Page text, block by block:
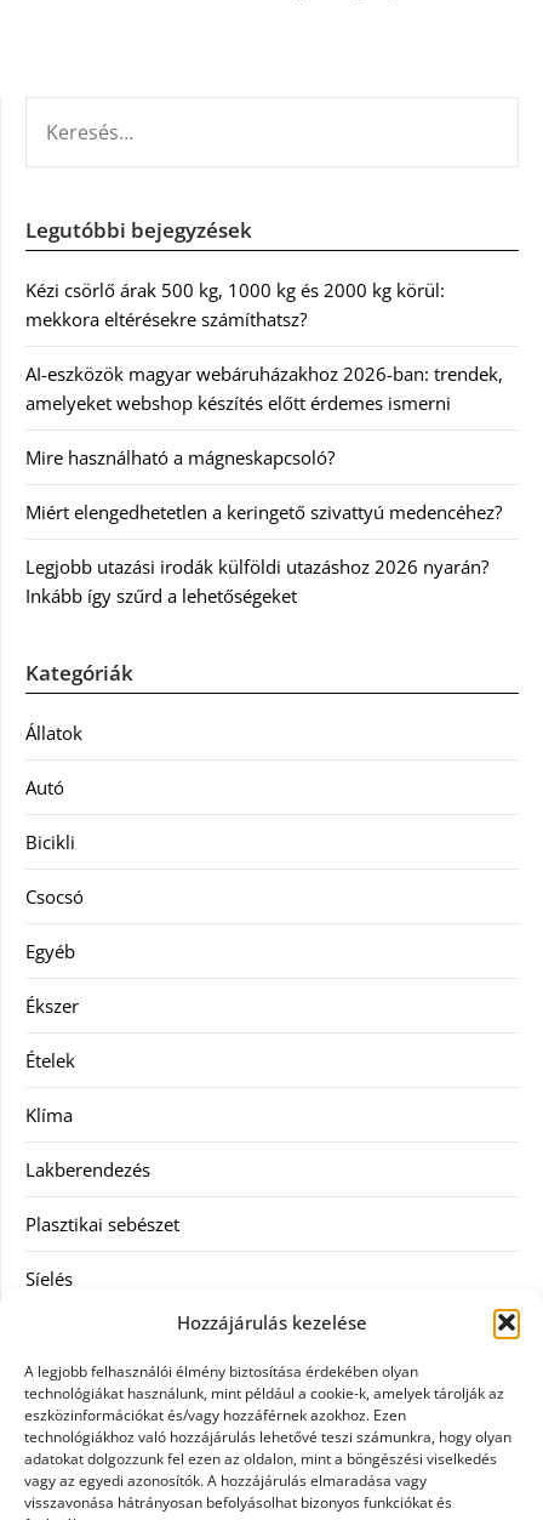
Hozzájárulás kezelése
A legjobb felhasználói élmény biztosítása érdekében olyan
technológiákat használunk, mint például a cookie-k, amelyek tárolják az
eszközinformációkat és/vagy hozzáférnek azokhoz. Ezen
technológiákhoz való hozzájárulás lehetővé teszi számunkra, hogy olyan
adatokat dolgozzunk fel ezen az oldalon, mint a böngészési viselkedés
vagy az egyedi azonosítók. A hozzájárulás elmaradása vagy
visszavonása hátrányosan befolyásolhat bizonyos funkciókat és
Legutóbbi bejegyzések
Kézi csörlő árak 500 kg, 1000 kg és 2000 kg körül:
mekkora eltérésekre számíthatsz?
AI-eszközök magyar webáruházakhoz 2026-ban: trendek,
amelyeket webshop készítés előtt érdemes ismerni
Mire használható a mágneskapcsoló?
Miért elengedhetetlen a keringető szivattyú medencéhez?
Legjobb utazási irodák külföldi utazáshoz 2026 nyarán?
Inkább így szűrd a lehetőségeket
Kategóriák
Állatok
Autó
Bicikli
Csocsó
Egyéb
Ékszer
Ételek
Klíma
Lakberendezés
Plasztikai sebészet
Síelés
Táskák
Vásárlás
Webáruház